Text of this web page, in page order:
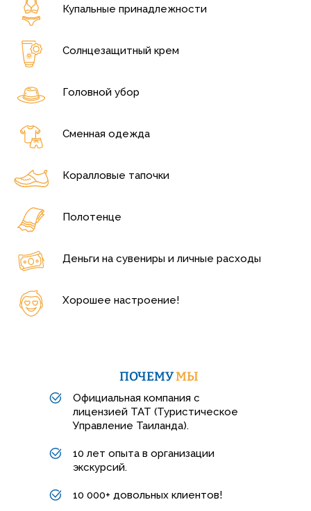
Купальные принадлежности
Солнцезащитный крем
Головной убор
Сменная одежда
Коралловые тапочки
Полотенце
Деньги на сувениры и личные расходы
Хорошее настроение!
10 000+ довольных клиентов!
10 лет опыта в организации
экскурсий.
Официальная компания с
лицензией TAT (Туристическое
Управление Таиланда).
ПОЧЕМУМЫ